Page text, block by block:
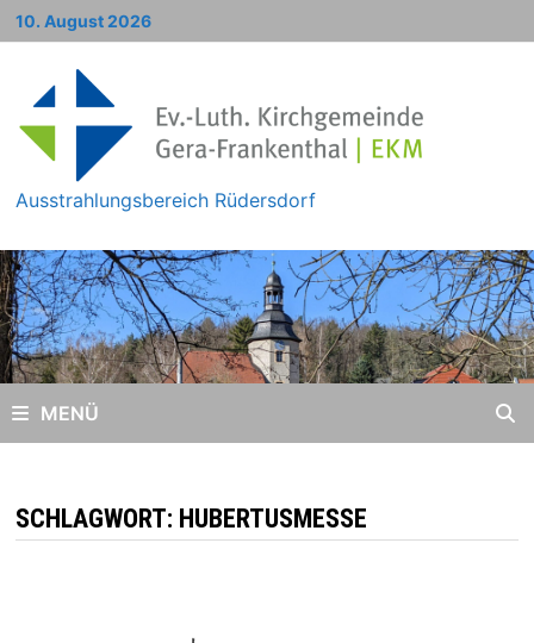
Zum
Inhalt
10. August 2026
Ausstrahlungsbereich Rüdersdorf
MENÜ
SCHLAGWORT: HUBERTUSMESSE